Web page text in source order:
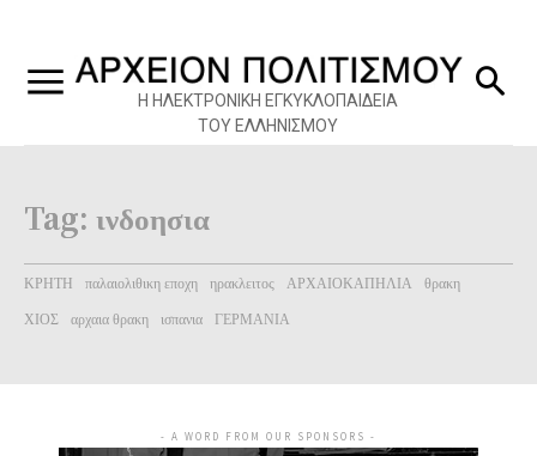
Η ΗΛΕΚΤΡΟΝΙΚΗ ΕΓΚΥΚΛΟΠΑΙΔΕΙΑ
ΤΟΥ ΕΛΛΗΝΙΣΜΟΥ
Tag: ινδοησια
ΚΡΗΤΗ παλαιολιθικη εποχη ηρακλειτος ΑΡΧΑΙΟΚΑΠΗΛΙΑ
θρακη
ΧΙΟΣ αρχαια θρακη ισπανια ΓΕΡΜΑΝΙΑ
- A WORD FROM OUR SPONSORS -